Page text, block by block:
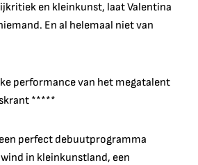
en kleinkunst, laat Valentina
En al helemaal niet van
performance van het megatalent
*****
perfect debuutprogramma
in kleinkunstland, een